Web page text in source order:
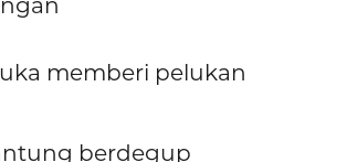
memberi pelukan
berdegup